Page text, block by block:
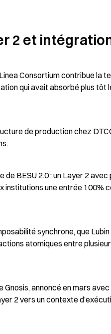
2 et
Consortium contribue la
qui avait absorbé plus tôt
de production chez
de BESU 2.0 : un Layer 2
institutions une entrée 100%
synchrone, que
atomiques entre
annoncé en mars
2 vers un contexte